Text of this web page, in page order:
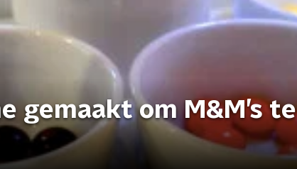
gemaakt om M&M’s te